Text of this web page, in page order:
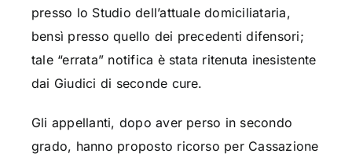
presso lo Studio dell’attuale domiciliataria,
bensì presso quello dei precedenti difensori;
tale “errata” notifica è stata ritenuta inesistente
dai Giudici di seconde cure.
Gli appellanti, dopo aver perso in secondo
grado, hanno proposto ricorso per Cassazione